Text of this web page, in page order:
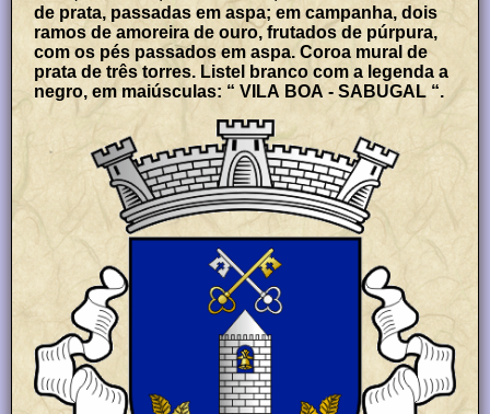
de prata, passadas em aspa; em campanha, dois
ramos de amoreira de ouro, frutados de púrpura,
com os pés passados em aspa. Coroa mural de
prata de três torres. Listel branco com a legenda a
negro, em maiúsculas: “ VILA BOA - SABUGAL “.